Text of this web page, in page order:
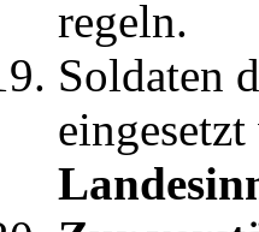
regeln.
Soldaten